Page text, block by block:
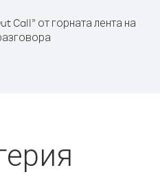
Call” от горната лента на